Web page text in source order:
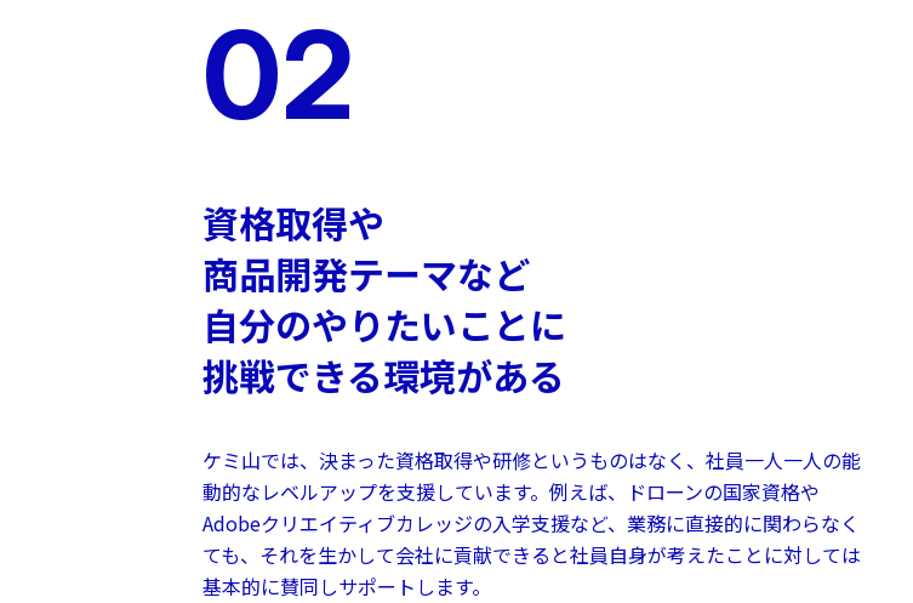
02
資格取得や
商品開発テーマなど
自分のやりたいことに
挑戦できる環境がある
ケミ山では、決まった資格取得や研修というものはなく、社員一人一人の能
動的なレベルアップを支援しています。例えば、ドローンの国家資格や
Adobeクリエイティブカレッジの入学支援など、業務に直接的に関わらなく
ても、それを生かして会社に貢献できると社員自身が考えたことに対しては
基本的に賛同しサポートします。